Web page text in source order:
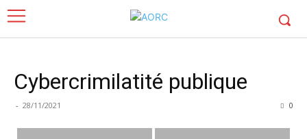
Cybercrimilatité publique
- 28/11/2021 0